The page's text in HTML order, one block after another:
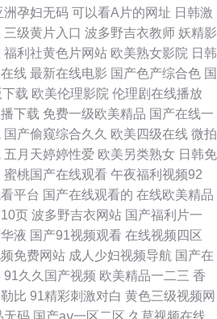
3 欧美人妖网站 久久青青草在线视频 国产区
美视频 91福利偷拍 日非肏屄电视 福利片午夜
影 午夜性剧场之一 日韩在线伦理片 欧美人的
含羞草福利影院 成人在线视频福利 www国
软件安装下载 成人午夜福利网站在线 99草视
莓免费视频APP 91社亚洲久久在线 精品久久
综合在线 www日韩视频 91超碰偷拍九色 久
精品xxdd www欧美日韩人妻 av福利色 久久
洲孕妇无码 可以看A片的网址 日韩激
三级黄片入口 波多野吉衣教师 妖精影
福利社黄色片网站 欧美熟女影院 日韩
线 最新在线电影 国产色产综合色 国
载 欧美伦理影院 伦理剧在线播放
下载 免费一级欧美精品 国产在线一
国产偷窥综合久久 欧美四级在线 微拍
五月天婷婷性爱 欧美另类熟女 日韩免
蜜桃国产在线观看 午夜福利视频92
平台 国产在线观看的 在线欧美精品
页 波多野吉衣网站 国产福利片一
液 国产91视频观看 在线视频四区
免费网站 成人少妇视频导航 国产在
91久久国产视频 欧美精品一二三 香
比 91精彩刺激对白 黄色三级视频网
无码 国产aⅴ一区二区 久草视频在线